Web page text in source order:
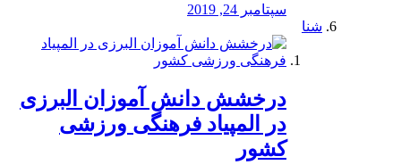
سپتامبر 24, 2019
شنا
درخشش دانش آموزان البرزی
در المپیاد فرهنگی ورزشی
کشور